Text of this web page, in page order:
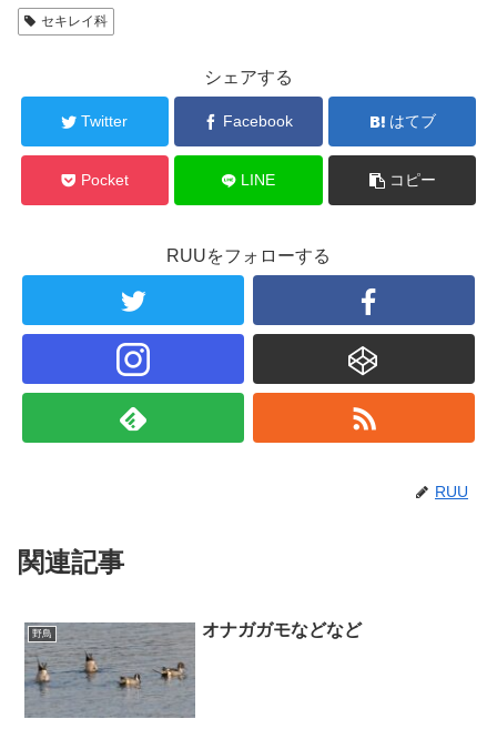
セキレイ科
シェアする
Twitter Facebook はてブ
Pocket LINE コピー
RUUをフォローする
RUU
関連記事
野鳥 オナガガモなどなど